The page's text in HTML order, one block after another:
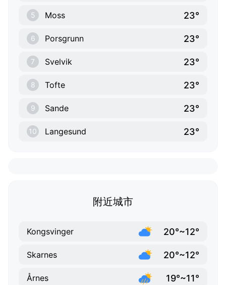
5 Moss 23°
6 Porsgrunn 23°
7 Svelvik 23°
8 Tofte 23°
9 Sande 23°
10 Langesund 23°
附近城市
Kongsvinger 20°~12°
Skarnes 20°~12°
Årnes 19°~11°